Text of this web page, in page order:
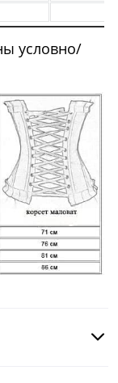
условно/